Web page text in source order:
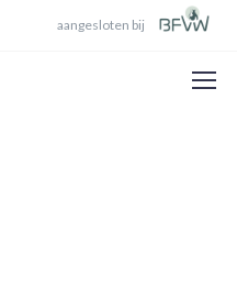
aangesloten bij